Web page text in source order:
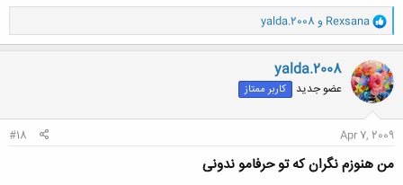
و
ا
ک
ن
ش
ه
ا
Rexsana و yalda.2008
yalda.2008
عضو جدید کاربر ممتاز
Apr 7, 2009
#18
من هنوزم نگران که تو حرفامو ندونی